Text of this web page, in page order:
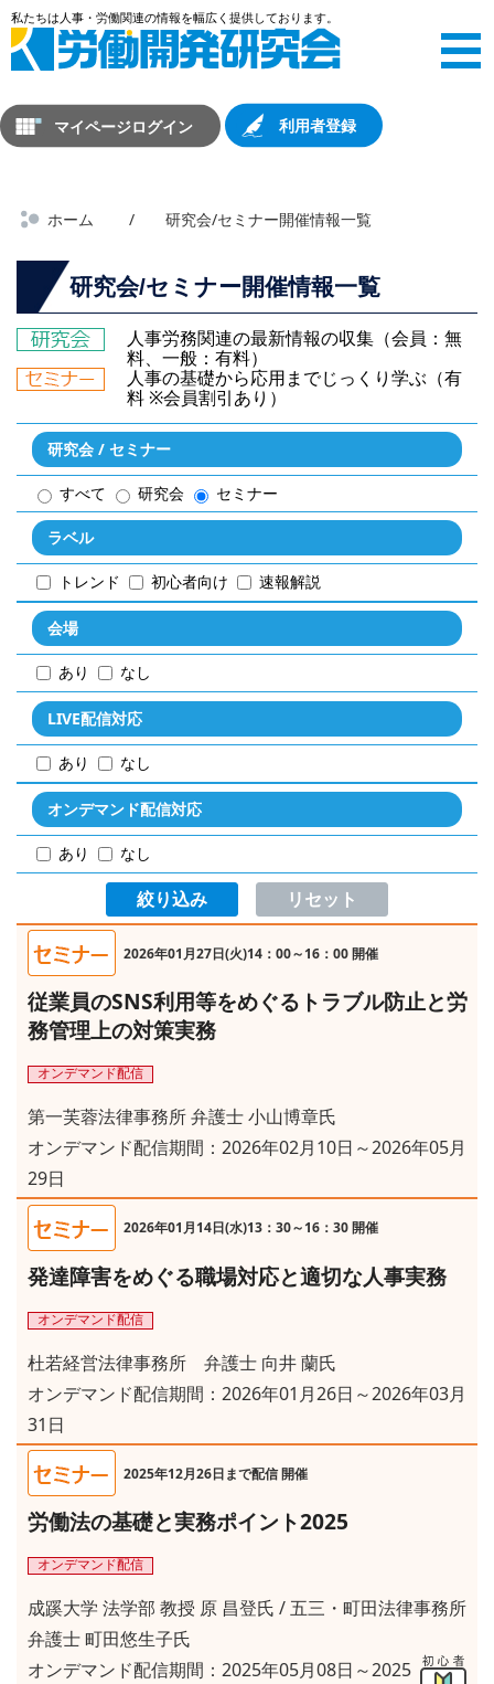
マイページログイン 利用者登録
ホーム 研究会/セミナー開催情報一覧
研究会/セミナー開催情報一覧
人事労務関連の最新情報の収集（会員：無
料、一般：有料）
人事の基礎から応用までじっくり学ぶ（有
料 ※会員割引あり）
研究会 / セミナー
すべて 研究会 セミナー
ラベル
トレンド 初心者向け 速報解説
会場
あり なし
LIVE配信対応
あり なし
オンデマンド配信対応
あり なし
2026年01月27日(火)14：00～16：00 開催
従業員のSNS利用等をめぐるトラブル防止と労
務管理上の対策実務
オンデマンド配信
第一芙蓉法律事務所 弁護士 小山博章氏
オンデマンド配信期間：2026年02月10日～2026年05月
29日
2026年01月14日(水)13：30～16：30 開催
発達障害をめぐる職場対応と適切な人事実務
オンデマンド配信
杜若経営法律事務所 弁護士 向井 蘭氏
オンデマンド配信期間：2026年01月26日～2026年03月
31日
2025年12月26日まで配信 開催
労働法の基礎と実務ポイント2025
オンデマンド配信
成蹊大学 法学部 教授 原 昌登氏 / 五三・町田法律事務所
弁護士 町田悠生子氏
オンデマンド配信期間：2025年05月08日～2025